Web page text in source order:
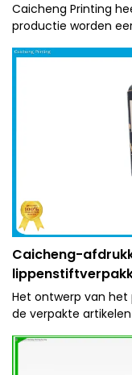
Caicheng Printing
productie worden
Caicheng-
Het ontwerp van het
de verpakte